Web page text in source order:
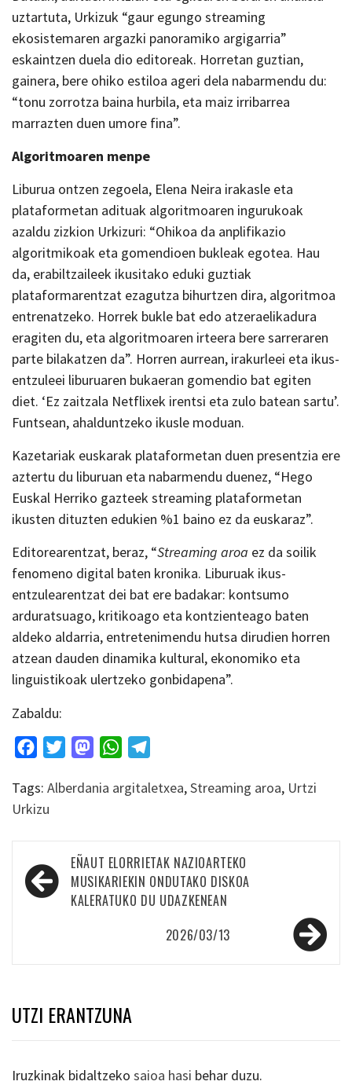
uztartuta, Urkizuk “gaur egungo streaming
ekosistemaren argazki panoramiko argigarria”
eskaintzen duela dio editoreak. Horretan guztian,
gainera, bere ohiko estiloa ageri dela nabarmendu du:
“tonu zorrotza baina hurbila, eta maiz irribarrea
marrazten duen umore fina”.
Algoritmoaren menpe
Liburua ontzen zegoela, Elena Neira irakasle eta
plataformetan adituak algoritmoaren ingurukoak
azaldu zizkion Urkizuri: “Ohikoa da anplifikazio
algoritmikoak eta gomendioen bukleak egotea. Hau
da, erabiltzaileek ikusitako eduki guztiak
plataformarentzat ezagutza bihurtzen dira, algoritmoa
entrenatzeko. Horrek bukle bat edo atzeraelikadura
eragiten du, eta algoritmoaren irteera bere sarreraren
parte bilakatzen da”. Horren aurrean, irakurleei eta ikus-
entzuleei liburuaren bukaeran gomendio bat egiten
diet. ‘Ez zaitzala Netflixek irentsi eta zulo batean sartu’.
Funtsean, ahalduntzeko ikusle moduan.
Kazetariak euskarak plataformetan duen presentzia ere
aztertu du liburuan eta nabarmendu duenez, “Hego
Euskal Herriko gazteek streaming plataformetan
ikusten dituzten edukien %1 baino ez da euskaraz”.
Editorearentzat, beraz, “Streaming aroa ez da soilik
fenomeno digital baten kronika. Liburuak ikus-
entzulearentzat dei bat ere badakar: kontsumo
arduratsuago, kritikoago eta kontzienteago baten
aldeko aldarria, entretenimendu hutsa dirudien horren
atzean dauden dinamika kultural, ekonomiko eta
linguistikoak ulertzeko gonbidapena”.
Zabaldu:
FacebookTwitterMastodonWhatsApp
Tags: Alberdania argitaletxea,Streaming aroa, Urtzi
Urkizu
Bidalketetan
zehar
nabigatu
EÑAUT ELORRIETAK NAZIOARTEKO
MUSIKARIEKIN ONDUTAKO DISKOA
KALERATUKO DU UDAZKENEAN
2026/03/13
UTZI ERANTZUNA
Iruzkinak bidaltzeko saioa hasi behar duzu.